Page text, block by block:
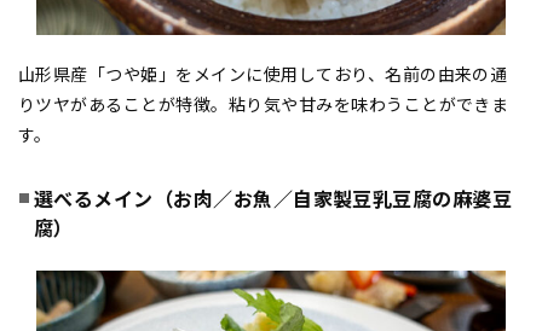
山形県産「つや姫」をメインに使用しており、名前の由来の通
りツヤがあることが特徴。粘り気や甘みを味わうことができま
す。
選べるメイン（お肉／お魚／自家製豆乳豆腐の麻婆豆
腐）